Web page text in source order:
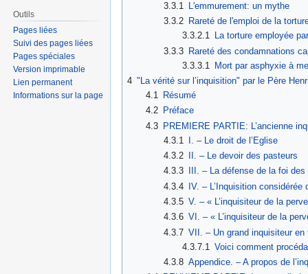
3.3.1 L'emmurement: un mythe
3.3.2 Rareté de l'emploi de la
3.3.2.1
La torture employée
3.3.3 Rareté des condamnations
3.3.3.1
Mort par asphyxie à
4 "La vérité sur l’inquisition" par le Père
4.1
Résumé
4.2
Préface
4.3 PREMIERE PARTIE: L’ancienne
4.3.1
I. – Le droit de l’Eglise
4.3.2
II. – Le devoir des pasteurs
4.3.3
III. – La défense de la foi
4.3.4 IV. – L’Inquisition
4.3.5 V. – « L’inquisiteur de la
4.3.6 VI. – « L’inquisiteur de la
4.3.7 VII. – Un grand inquisiteur
4.3.7.1 Voici comment
4.3.8 Appendice. – A propos de
Outils
Pages liées
Suivi des pages liées
Pages spéciales
Version imprimable
Lien permanent
Informations sur la page